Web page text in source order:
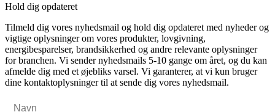
Hold dig opdateret
Tilmeld dig vores nyhedsmail og hold dig opdateret med nyheder og
vigtige oplysninger om vores produkter, lovgivning,
energibesparelser, brandsikkerhed og andre relevante oplysninger
for branchen. Vi sender nyhedsmails 5-10 gange om året, og du kan
afmelde dig med et øjebliks varsel. Vi garanterer, at vi kun bruger
dine kontaktoplysninger til at sende dig vores nyhedsmail.